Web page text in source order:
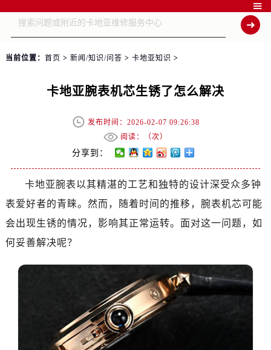

当前位置： 首页 > 新闻/知识/问答 > 卡地亚知识 >
卡地亚腕表机芯生锈了怎么解决
发布时间：2026-02-07 09:26:38
阅读：（次）
分享到：
卡地亚腕表以其精湛的工艺和独特的设计深受众多钟
表爱好者的青睐。然而，随着时间的推移，腕表机芯可能
会出现生锈的情况，影响其正常运转。面对这一问题，如
何妥善解决呢？